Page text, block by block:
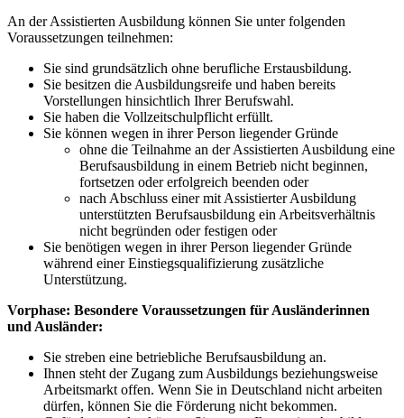
An der Assistierten Ausbildung können Sie unter folgenden
Voraussetzungen teilnehmen:
Sie sind grundsätzlich ohne berufliche Erstausbildung.
Sie besitzen die Ausbildungsreife und haben bereits
Vorstellungen hinsichtlich Ihrer Berufswahl.
Sie haben die Vollzeitschulpflicht erfüllt.
Sie können wegen in ihrer Person liegender Gründe
ohne die Teilnahme an der Assistierten Ausbildung eine
Berufsausbildung in einem Betrieb nicht beginnen,
fortsetzen oder erfolgreich beenden oder
nach Abschluss einer mit Assistierter Ausbildung
unterstützten Berufsausbildung ein Arbeitsverhältnis
nicht begründen oder festigen oder
Sie benötigen wegen in ihrer Person liegender Gründe
während einer Einstiegsqualifizierung zusätzliche
Unterstützung.
Vorphase: Besondere Voraussetzungen für Ausländerinnen
und Ausländer:
Sie streben eine betriebliche Berufsausbildung an.
Ihnen steht der Zugang zum Ausbildungs beziehungsweise
Arbeitsmarkt offen. Wenn Sie in Deutschland nicht arbeiten
dürfen, können Sie die Förderung nicht bekommen.